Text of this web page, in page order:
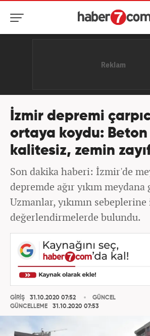
İzmir depremi
ortaya koydu:
kalitesiz, zemin
Son dakika haberi: İzmir'de
depremde ağır yıkım meydana
Uzmanlar, yıkımın
değerlendirmelerde bulundu.
GİRİŞ
31.10.2020 07:52
GÜNCELLEME
31.10.2020 07:53
GÜNCEL